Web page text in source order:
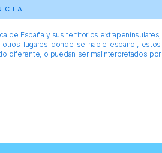
de España y sus territorios extrapeninsulares,
lugares donde se hable español, estos
diferente, o puedan ser malinterpretados por